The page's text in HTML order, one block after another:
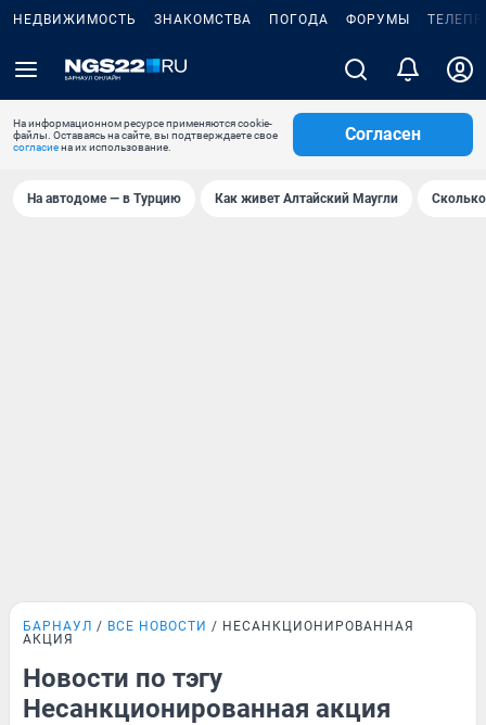
НЕДВИЖИМОСТЬ ЗНАКОМСТВА ПОГОДА ФОРУМЫ
На информационном ресурсе применяются cookie-
файлы. Оставаясь на сайте, вы подтверждаете свое
согласиена их использование.
Согласен
На автодоме — в Турцию Как живет Алтайский Маугли
БАРНАУЛ ВСЕ НОВОСТИ
НЕСАНКЦИОНИРОВАННАЯ
АКЦИЯ
Новости по тэгу
Несанкционированная акция